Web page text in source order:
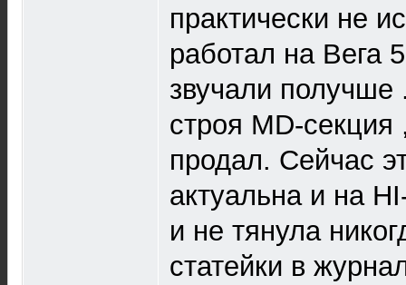
практически не
работал на Вега
звучали
строя MD-секция
продал. Сейчас
актуальна и на
и не тянула
статейки в